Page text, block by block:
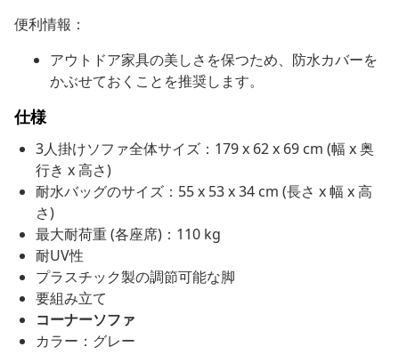
便利情報：
アウトドア家具の美しさを保つため、防水カバーを
かぶせておくことを推奨します。
仕様
3人掛けソファ全体サイズ：179 x 62 x 69 cm (幅 x 奥
行き x 高さ)
耐水バッグのサイズ：55 x 53 x 34 cm (長さ x 幅 x 高
さ)
最大耐荷重 (各座席)：110 kg
耐UV性
プラスチック製の調節可能な脚
要組み立て
コーナーソファ
カラー：グレー